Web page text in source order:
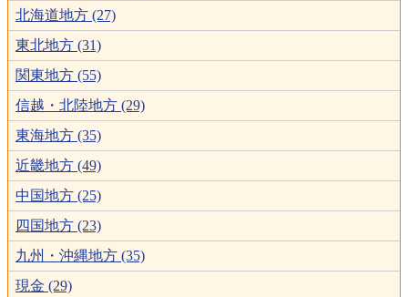
北海道地方 (27)
東北地方 (31)
関東地方 (55)
信越・北陸地方 (29)
東海地方 (35)
近畿地方 (49)
中国地方 (25)
四国地方 (23)
九州・沖縄地方 (35)
現金 (29)